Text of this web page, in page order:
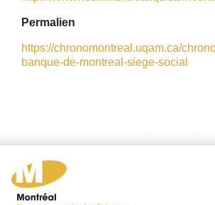
Permalien
https://chronomontreal.uqam.ca/
banque-de-montreal-siege-social